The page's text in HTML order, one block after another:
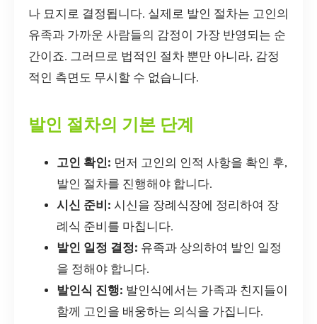
나 묘지로 결정됩니다. 실제로 발인 절차는 고인의
유족과 가까운 사람들의 감정이 가장 반영되는 순
간이죠. 그러므로 법적인 절차 뿐만 아니라, 감정
적인 측면도 무시할 수 없습니다.
발인 절차의 기본 단계
고인 확인: 먼저 고인의 인적 사항을 확인 후,
발인 절차를 진행해야 합니다.
시신 준비: 시신을 장례식장에 정리하여 장
례식 준비를 마칩니다.
발인 일정 결정: 유족과 상의하여 발인 일정
을 정해야 합니다.
발인식 진행: 발인식에서는 가족과 친지들이
함께 고인을 배웅하는 의식을 가집니다.